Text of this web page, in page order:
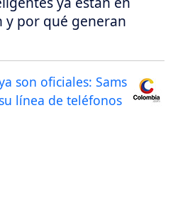
y por qué generan